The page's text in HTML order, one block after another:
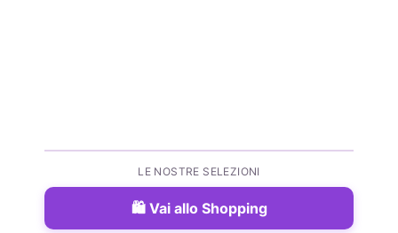
LE NOSTRE SELEZIONI
Vai allo Shopping